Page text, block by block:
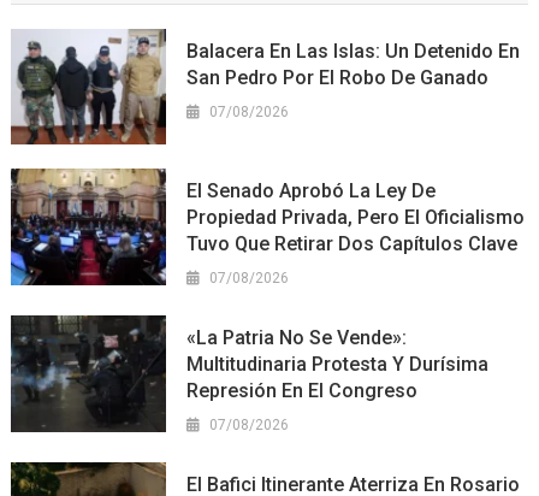
Balacera En Las Islas: Un Detenido En
San Pedro Por El Robo De Ganado
07/08/2026
El Senado Aprobó La Ley De
Propiedad Privada, Pero El Oficialismo
Tuvo Que Retirar Dos Capítulos Clave
07/08/2026
«La Patria No Se Vende»:
Multitudinaria Protesta Y Durísima
Represión En El Congreso
07/08/2026
El Bafici Itinerante Aterriza En Rosario